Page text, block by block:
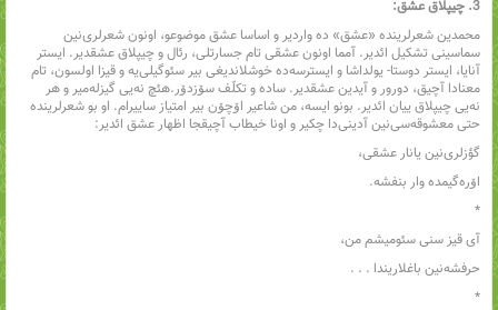
3. چیپلاق عشق:
محمدین شعرلرینده «عشق» ده واردیر و اساسا عشق موضوعو، اونون شعرلری‌نین
سماسینی تشکیل ائدیر. آمما اونون عشقی تام جسارتلی، رئال و چیپلاق عشقدیر. ایستر
آنایا، ایستر دوستا- یولداشا و ایسترسه‌ده خوشلاندیغی بیر سئوگیلی‌یه و قیزا اولسون، تام
معنادا آچیق، دورور و آیدین عشقدیر. ساده و تکلّف سۆزدۆر.هئچ نه‌یی گیزله‌میر و هر
نه‌یی چیپلاق ییان ائدیر. بونو ایسه، من شاعیر اۆچۆن بیر امتیاز ساییرام. او بو شعرلرینده
حتی معشوقه‌سی‌نین آدینی‌دا چکیر و اونا خیطاب آچیقجا اظهار عشق ائدیر:
گؤزلری‌نین یانار عشقی،
اۆره‌گیمده وار بنفشه.
*
آی قیز سنی سئومیشم من،
حرفشه‌نین باغلاریندا . . .
*